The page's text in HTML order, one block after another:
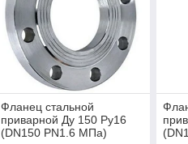
Фланец стальной
приварной Ду 150 Ру16
(DN150 PN1.6 МПа)